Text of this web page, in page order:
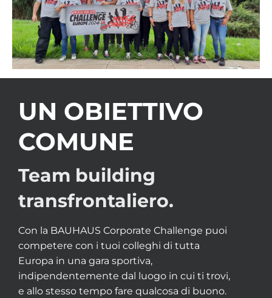
UN OBIETTIVO
COMUNE
Team building
transfrontaliero.
Con la BAUHAUS Corporate Challenge puoi
competere con i tuoi colleghi di tutta
Europa in una gara sportiva,
indipendentemente dal luogo in cui ti trovi,
e allo stesso tempo fare qualcosa di buono.